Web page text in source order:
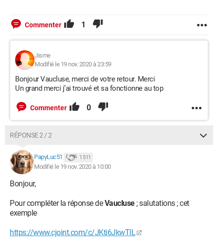
Commenter 1
Jisme
Modifié le 19 nov. 2020 à 23:59
Bonjour Vaucluse, merci de votre retour. Merci
Un grand merci j’ai trouvé et sa fonctionne au top
Commenter 0
RÉPONSE 2 / 2
PapyLuc51 1 511
Modifié le 19 nov. 2020 à 10:00
Bonjour,
Pour compléter la réponse deVaucluse; salutations ; cet
exemple
https://www.cjoint.com/c/JKti6JkwTlL